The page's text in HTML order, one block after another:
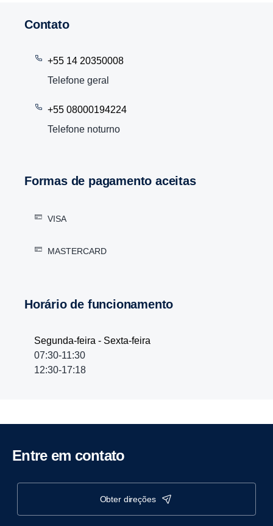
Contato
+55 14 20350008
Telefone geral
+55 08000194224
Telefone noturno
Formas de pagamento aceitas
VISA
MASTERCARD
Horário de funcionamento
Segunda-feira - Sexta-feira
07:30-11:30
12:30-17:18
Entre em contato
obter direções